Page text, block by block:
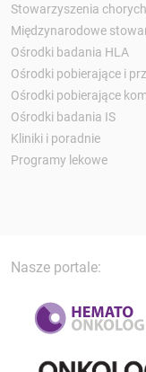
Stowarzyszenia chorych
Międzynarodowe
Ośrodki badania HLA
Ośrodki pobierające i
Ośrodki pobierające
Ośrodki badania IS
Kliniki i poradnie
Programy lekowe
Nasze portale: